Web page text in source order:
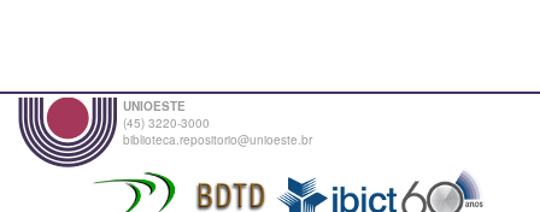
UNIOESTE
(45) 3220-3000
biblioteca.repositorio@unioeste.br